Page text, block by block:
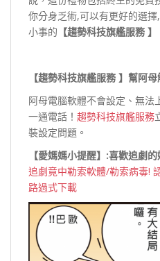
你分身乏術,可以有更好的選
小事的 【趨勢科技旗艦服務 】
【趨勢科技旗艦服務 】 幫阿
阿母電腦軟體不會設定、無法
一通電話！ 趨勢科技旗艦服務
裝設定問題。
【愛媽媽小提醒】:喜歡追劇
追劇竟中勒索軟體/勒索病毒!
路過式下載